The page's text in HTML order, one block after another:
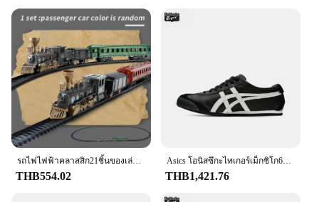
รถไฟไฟฟ้าคลาสสิก21ชิ้นของเล่นสำหรับเด็กของขวัญวันเกิดของเล่นรถไฟย้อนยุค
THB554.02
Asics โอนิสซึกะไทเกอร์เม็กซิโก66รองเท้าวิ่ง, รองเท้าผ้าใบหนังคลาสสิกสำหรับผู้ชายและผู้หญิง
THB1,421.76